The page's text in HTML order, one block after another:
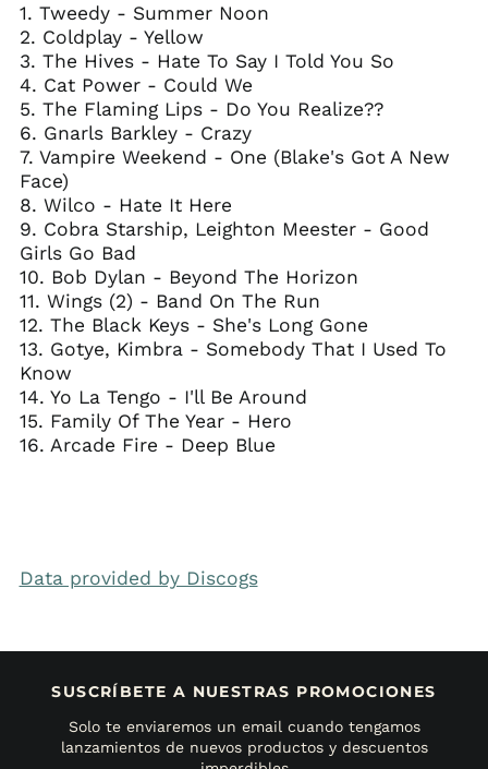
1. Tweedy - Summer Noon
2. Coldplay - Yellow
3. The Hives - Hate To Say I Told You So
4. Cat Power - Could We
5. The Flaming Lips - Do You Realize??
6. Gnarls Barkley - Crazy
7. Vampire Weekend - One (Blake's Got A New
Face)
8. Wilco - Hate It Here
9. Cobra Starship, Leighton Meester - Good
Girls Go Bad
10. Bob Dylan - Beyond The Horizon
11. Wings (2) - Band On The Run
12. The Black Keys - She's Long Gone
13. Gotye, Kimbra - Somebody That I Used To
Know
14. Yo La Tengo - I'll Be Around
15. Family Of The Year - Hero
16. Arcade Fire - Deep Blue
Data provided by Discogs
SUSCRÍBETE A NUESTRAS PROMOCIONES
Solo te enviaremos un email cuando tengamos
lanzamientos de nuevos productos y descuentos